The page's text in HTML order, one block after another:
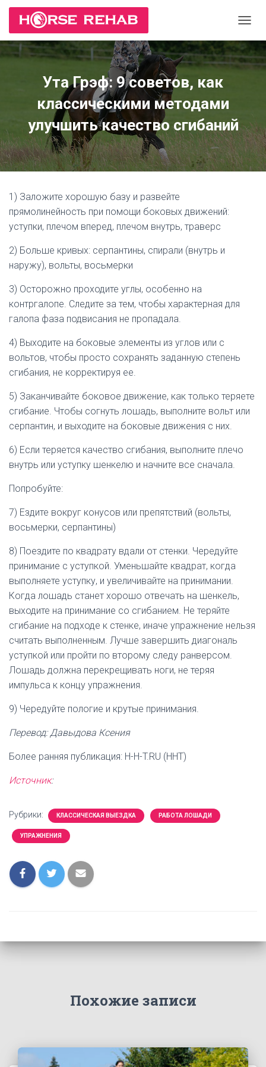
Е
Е
Т
Ь
Н
А
Ута Грэф: 9 советов, как
классическими методами
улучшить качество сгибаний
1) Заложите хорошую базу и развейте
прямолинейность при помощи боковых движений:
уступки, плечом вперед, плечом внутрь, траверс
2) Больше кривых: серпантины, спирали (внутрь и
наружу), вольты, восьмерки
3) Осторожно проходите углы, особенно на
контргалопе. Следите за тем, чтобы характерная для
галопа фаза подвисания не пропадала.
4) Выходите на боковые элементы из углов или с
вольтов, чтобы просто сохранять заданную степень
сгибания, не корректируя ее.
5) Заканчивайте боковое движение, как только теряете
сгибание. Чтобы согнуть лошадь, выполните вольт или
серпантин, и выходите на боковые движения с них.
6) Если теряется качество сгибания, выполните плечо
внутрь или уступку шенкелю и начните все сначала.
Попробуйте:
7) Ездите вокруг конусов или препятствий (вольты,
восьмерки, серпантины)
8) Поездите по квадрату вдали от стенки. Чередуйте
принимание с уступкой. Уменьшайте квадрат, когда
выполняете уступку, и увеличивайте на принимании.
Когда лошадь станет хорошо отвечать на шенкель,
выходите на принимание со сгибанием. Не теряйте
сгибание на подходе к стенке, иначе упражнение нельзя
считать выполненным. Лучше завершить диагональ
уступкой или пройти по второму следу ранверсом.
Лошадь должна перекрещивать ноги, не теряя
импульса к концу упражнения.
9) Чередуйте пологие и крутые принимания.
Перевод: Давыдова Ксения
Более ранняя публикация: H-H-T.RU (HHT)
Источник:
Рубрики: КЛАССИЧЕСКАЯ ВЫЕЗДКА РАБОТА ЛОШАДИ
УПРАЖНЕНИЯ
Похожие записи